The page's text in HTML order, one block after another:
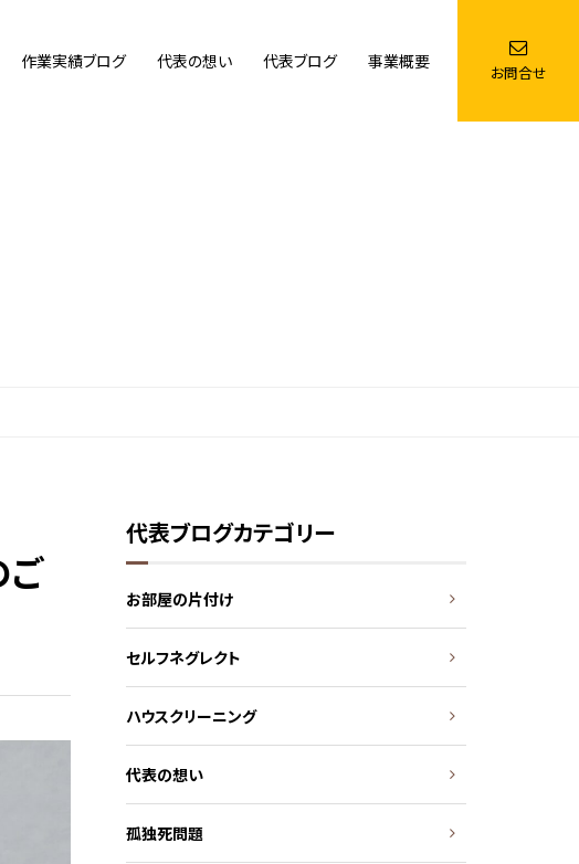
作業実績ブログ 代表の想い 代表ブログ 事業概要
お問合せ
代表ブログカテゴリー
お部屋の片付け
セルフネグレクト
ハウスクリーニング
代表の想い
孤独死問題